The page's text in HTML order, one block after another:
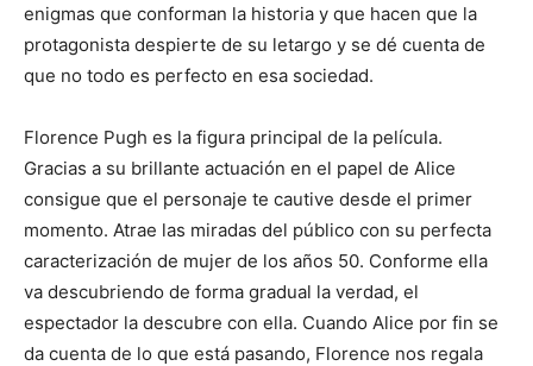
enigmas que conforman la historia y que hacen que la
protagonista despierte de su letargo y se dé cuenta de
que no todo es perfecto en esa sociedad.
Florence Pugh es la figura principal de la película.
Gracias a su brillante actuación en el papel de Alice
consigue que el personaje te cautive desde el primer
momento. Atrae las miradas del público con su perfecta
caracterización de mujer de los años 50. Conforme ella
va descubriendo de forma gradual la verdad, el
espectador la descubre con ella. Cuando Alice por fin se
da cuenta de lo que está pasando, Florence nos regala